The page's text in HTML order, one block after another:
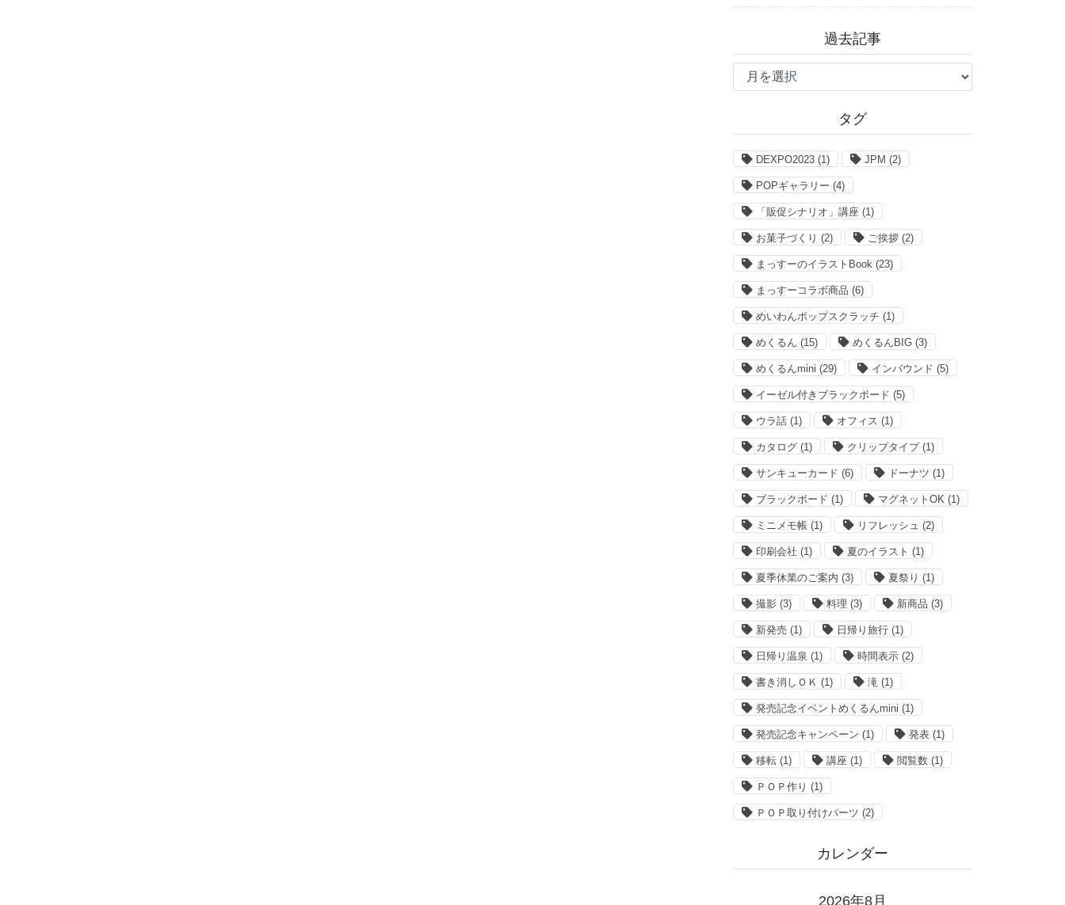
過去記事
過
タグ
DEXPO2023 (1) JPM (2)
POPギャラリー (4)
「販促シナリオ」講座 (1)
お菓子づくり (2) ご挨拶 (2)
まっすーのイラストBook (23)
まっすーコラボ商品 (6)
めいわんポップスクラッチ (1)
めくるん (15) めくるんBIG (3)
めくるんmini (29) インバウンド (5)
イーゼル付きブラックボード (5)
ウラ話 (1) オフィス (1)
カタログ (1) クリップタイプ(1)
サンキューカード (6) ドーナツ (1)
ブラックボード (1) マグネットOK (1)
ミニメモ帳 (1) リフレッシュ (2)
印刷会社 (1) 夏のイラスト (1)
夏季休業のご案内 (3) 夏祭り (1)
撮影 (3) 料理 (3) 新商品 (3)
新発売 (1) 日帰り旅行 (1)
日帰り温泉 (1) 時間表示 (2)
書き消しＯＫ (1) 滝 (1)
発売記念イベントめくるんmini (1)
発売記念キャンペーン (1) 発表 (1)
移転 (1) 講座 (1) 閲覧数 (1)
ＰＯＰ作り (1)
ＰＯＰ取り付けパーツ (2)
カレンダー
2026年8月